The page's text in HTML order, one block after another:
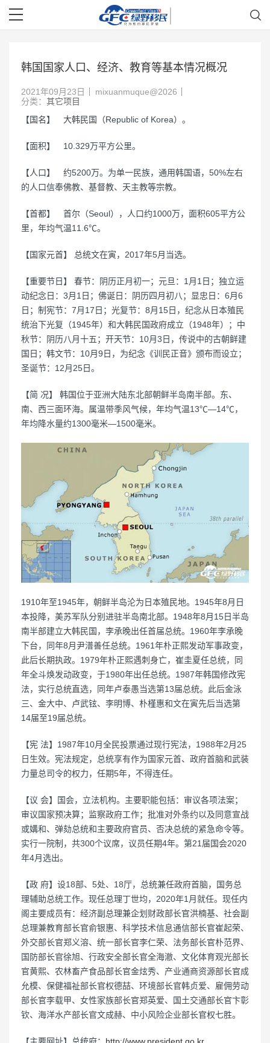
韩国国家人口、经济、教育等基本情况概况
2021年09月23日
mixuanmuque@2026
分类： 其它项目
【国名】 大韩民国（Republic of Korea）。
【面积】 10.329万平方公里。
【人口】 约5200万。为单一民族，通用韩国语，50%左右
的人口信奉佛教、基督教、天主教等宗教。
【首都】 首尔（Seoul），人口约1000万，面积605平方公
里，年均气温11.6℃。
【国家元首】 总统文在寅，2017年5月当选。
【重要节日】 春节：阴历正月初一；元旦：1月1日；独立运
动纪念日：3月1日；佛诞日：阴历四月初八；显忠日：6月6
日；制宪节：7月17日；光复节：8月15日，纪念从日本殖民
统治下光复（1945年）和大韩民国政府成立（1948年）；中
秋节：阴历八月十五；开天节：10月3日，传说中的古朝鲜建
国日；韩文节：10月9日，为纪念《训民正音》颁布而设立；
圣诞节：12月25日。
【简 况】 韩国位于亚洲大陆东北部朝鲜半岛南半部。东、
南、西三面环海。属温带季风气候，年均气温13℃—14℃，
年均降水量约1300毫米—1500毫米。
1910年至1945年，朝鲜半岛沦为日本殖民地。1945年8月日
本投降，美苏军队分别进驻半岛南北部。1948年8月15日半岛
南半部建立大韩民国，李承晚出任首届总统。1960年李承晚
下台，同年8月尹潽善任总统。1961年朴正熙发动军事政变，
此后长期执政。1979年朴正熙遇刺身亡，崔圭夏任总统，同
年全斗焕发动政变，于1980年出任总统。1987年韩国修改宪
法，实行总统直选，同年卢泰愚当选第13届总统。此后金泳
三、金大中、卢武铉、李明博、朴槿惠和文在寅先后当选第
14届至19届总统。
【宪 法】1987年10月全民投票通过现行宪法，1988年2月25
日生效。宪法规定，总统享有作为国家元首、政府首脑和武装
力量总司令的权力，任期5年，不得连任。
【议 会】国会，立法机构。主要职能包括：审议各项法案；
审议国家预决算；监察政府工作；批准对外条约以及同意宣战
或媾和、弹劾总统和主要政府官员、否决总统的紧急命令等。
实行一院制，共300个议席，议员任期4年。第21届国会2020
年4月选出。
【政 府】设18部、5处、18厅，总统兼任政府首脑，国务总
理辅助总统工作。现任总理丁世均，2020年1月就任。现任内
阁主要成员有：经济副总理兼企划财政部长官洪楠基、社会副
总理兼教育部长官俞银惠、科学技术信息通信部长官崔起荣、
外交部长官郑义溶、统一部长官李仁荣、法务部长官朴范界、
国防部长官徐旭、行政安全部长官全海澈、文化体育观光部长
官黄熙、农林畜产食品部长官金炫秀、产业通商资源部长官成
允模、保健福祉部长官权德喆、环境部长官韩贞爱、雇佣劳动
部长官李载甲、女性家族部长官郑英爱、国土交通部长官卞彰
钦、海洋水产部长官文成赫、中小风险企业部长官权七胜。
【主要网址】总统府： http://www.president.go.kr